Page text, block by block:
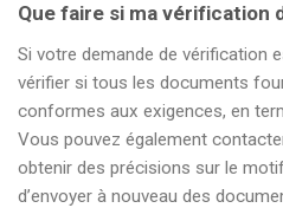
Que faire si ma vérification
Si votre demande de vérification
vérifier si tous les documents
conformes aux exigences, en
Vous pouvez également
obtenir des précisions sur le
d’envoyer à nouveau des